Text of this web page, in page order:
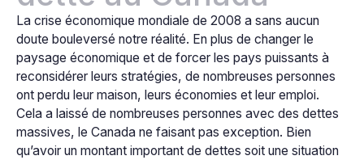
La crise économique mondiale de 2008 a sans aucun
doute bouleversé notre réalité. En plus de changer le
paysage économique et de forcer les pays puissants à
reconsidérer leurs stratégies, de nombreuses personnes
ont perdu leur maison, leurs économies et leur emploi.
Cela a laissé de nombreuses personnes avec des dettes
massives, le Canada ne faisant pas exception. Bien
qu’avoir un montant important de dettes soit une situation